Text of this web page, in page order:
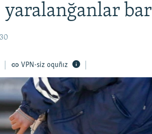
yaralanğanlar bar
VPN-siz oquñız